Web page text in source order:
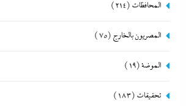
المحافظات (214)
المصريون بالخارج (75)
الموضة(19)
تحقيقات (183)